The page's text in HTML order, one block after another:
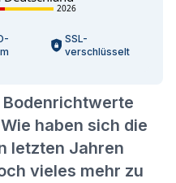
haben sich die
letzten Jahren
vieles mehr zu
2026
SSL-
verschlüsselt